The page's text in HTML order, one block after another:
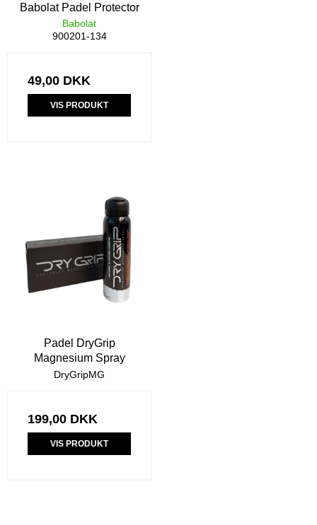
Babolat Padel Protector
Babolat
900201-134
49,00 DKK
VIS PRODUKT
Padel DryGrip
Magnesium Spray
DryGripMG
199,00 DKK
VIS PRODUKT